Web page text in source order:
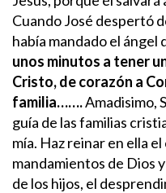
Cuando José despertó
había mandado el ángel
unos minutos a tener
Cristo, de corazón a
familia…….Amadisimo,
guía de las familias
mía. Haz reinar en ella
mandamientos de Dios
de los hijos, el